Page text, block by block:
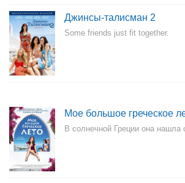
Джинсы-талисман 2
Some friends just fit together.
Мое большое греческое
В солнечной Греции она